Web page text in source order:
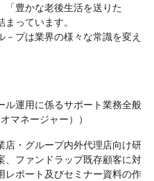
「豊かな老後生活を送りた
っています。
プは業界の様々な常識を変え
ル運用に係るサポート業務全般
マネージャー））
店・グループ内外代理店向け研
、ファンドラップ既存顧客に対
レポート及びセミナー資料の作